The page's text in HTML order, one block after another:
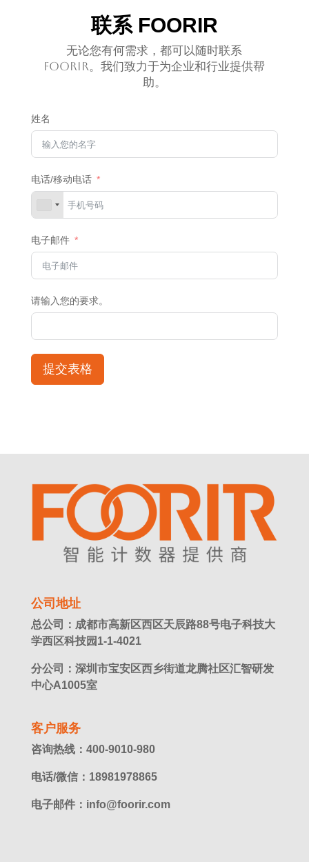
联系 FOORIR
无论您有何需求，都可以随时联系
FOORIR。我们致力于为企业和行业提供帮
助。
姓名
电话/移动电话
电子邮件
请输入您的要求。
提交表格
公司地址
总公司：成都市高新区西区天辰路88号电子科技大
学西区科技园1-1-4021
分公司：深圳市宝安区西乡街道龙腾社区汇智研发
中心A1005室
客户服务
咨询热线：400-9010-980
电话/微信：18981978865
电子邮件：info@foorir.com